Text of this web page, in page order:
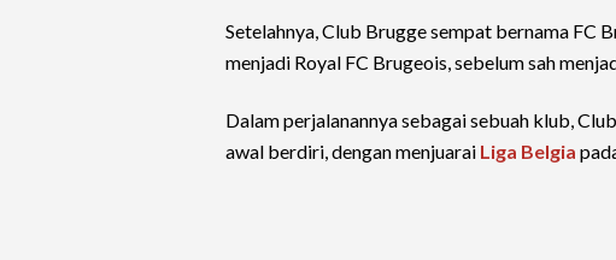
Setelahnya, Club Brugge sempat bernama FC
menjadi Royal FC Brugeois, sebelum sah
Dalam perjalanannya sebagai sebuah klub,
awal berdiri, dengan menjuarai Liga Belgia